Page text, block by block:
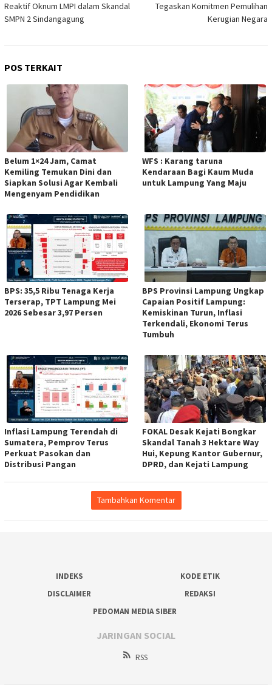
Reaktif Oknum LMPI dalam Skandal
SMPN 2 Sindangagung
Tegaskan Komitmen Pemulihan
Kerugian Negara
POS TERKAIT
Belum 1×24 Jam, Camat
Kemiling Temukan Dini dan
Siapkan Solusi Agar Kembali
Mengenyam Pendidikan
WFS : Karang taruna
Kendaraan Bagi Kaum Muda
untuk Lampung Yang Maju
BPS: 35,5 Ribu Tenaga Kerja
Terserap, TPT Lampung Mei
2026 Sebesar 3,97 Persen
BPS Provinsi Lampung Ungkap
Capaian Positif Lampung:
Kemiskinan Turun, Inflasi
Terkendali, Ekonomi Terus
Tumbuh
Inflasi Lampung Terendah di
Sumatera, Pemprov Terus
Perkuat Pasokan dan
Distribusi Pangan
FOKAL Desak Kejati Bongkar
Skandal Tanah 3 Hektare Way
Hui, Kepung Kantor Gubernur,
DPRD, dan Kejati Lampung
Tambahkan Komentar
INDEKS
KODE ETIK
DISCLAIMER
REDAKSI
PEDOMAN MEDIA SIBER
JARINGAN SOCIAL
RSS